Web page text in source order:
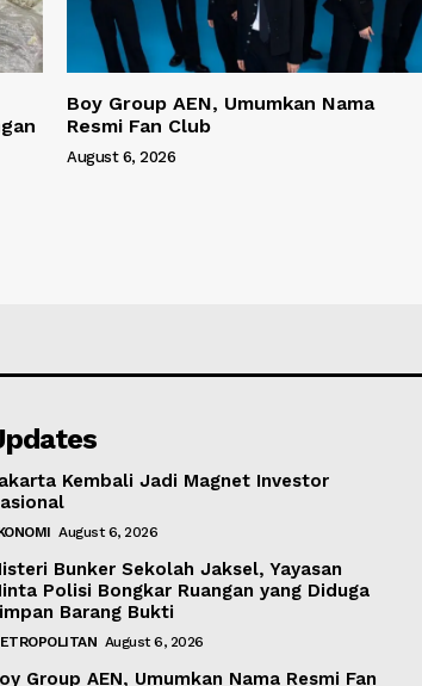
Boy Group AEN, Umumkan Nama
Resmi Fan Club
August 6, 2026
Kembali Jadi Magnet Investor
August 6, 2026
Bunker Sekolah Jaksel, Yayasan
Polisi Bongkar Ruangan yang Diduga
Barang Bukti
August 6, 2026
Group AEN, Umumkan Nama Resmi Fan